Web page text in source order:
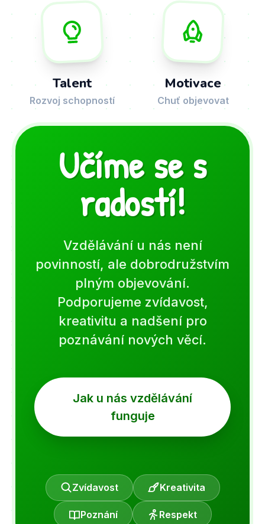
Talent
Rozvoj schopností
Motivace
Chuť objevovat
Učíme se s
radostí!
Vzdělávání u nás není
povinností, ale dobrodružstvím
plným objevování.
Podporujeme zvídavost,
kreativitu a nadšení pro
poznávání nových věcí.
Jak u nás vzdělávání
funguje
Zvídavost Kreativita
Poznání Respekt